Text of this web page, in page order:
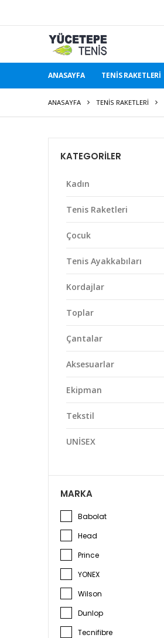
ANASAYFA TENIS RAKETLERI
ANASAYFA TENIS RAKETLERI
KATEGORILER
Kadın
Tenis Raketleri
Çocuk
Tenis Ayakkabıları
Kordajlar
Toplar
Çantalar
Aksesuarlar
Ekipman
Tekstil
UNİSEX
MARKA
Babolat
Head
Prince
YONEX
Wilson
Dunlop
Tecnifibre